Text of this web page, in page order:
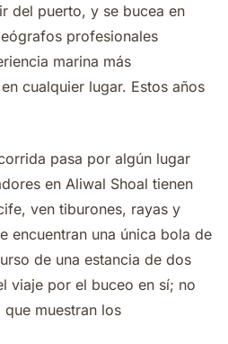
del puerto, y se bucea en
profesionales
marina más
cualquier lugar. Estos años
pasa por algún lugar
en Aliwal Shoal tienen
ven tiburones, rayas y
encuentran una única bola de
de una estancia de dos
viaje por el buceo en sí; no
muestran los